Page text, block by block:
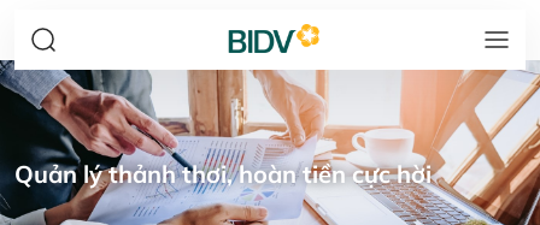
Quản lý thảnh thơi, hoàn tiền cực hời